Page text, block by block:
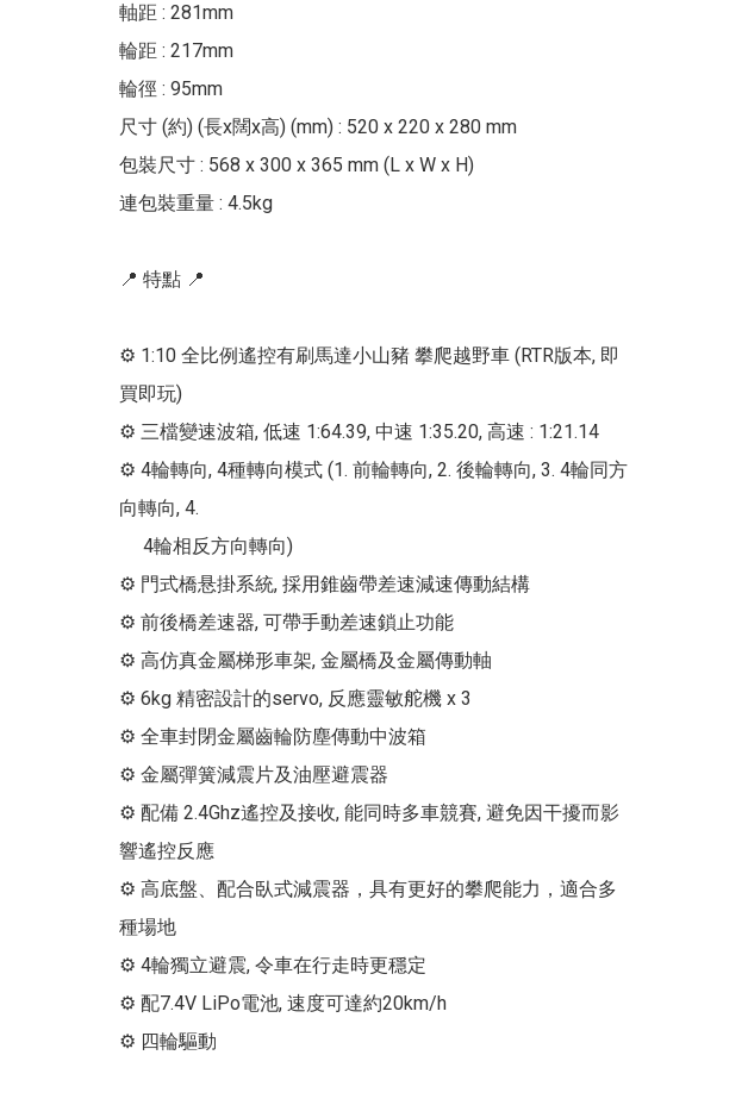
軸距 : 281mm
輪距 : 217mm
輪徑 : 95mm
尺寸 (約) (長x闊x高) (mm) : 520 x 220 x 280 mm
包裝尺寸 : 568 x 300 x 365 mm (L x W x H)
連包裝重量 : 4.5kg
📍 特點 📍
⚙ 1:10 全比例遙控有刷馬達小山豬 攀爬越野車 (RTR版本, 即
買即玩)
⚙ 三檔變速波箱, 低速 1:64.39, 中速 1:35.20, 高速 : 1:21.14
⚙ 4輪轉向, 4種轉向模式 (1. 前輪轉向, 2. 後輪轉向, 3. 4輪同方
向轉向, 4.
⚙ 門式橋悬掛系統, 採用錐齒帶差速減速傳動結構
⚙ 前後橋差速器, 可帶手動差速鎖止功能
⚙ 高仿真金屬梯形車架, 金屬橋及金屬傳動軸
⚙ 6kg 精密設計的servo, 反應靈敏舵機 x 3
⚙ 全車封閉金屬齒輪防塵傳動中波箱
⚙ 金屬彈簧減震片及油壓避震器
⚙ 配備 2.4Ghz遙控及接收, 能同時多車競賽, 避免因干擾而影
響遙控反應
⚙ 高底盤、配合臥式減震器，具有更好的攀爬能力，適合多
種場地
⚙ 4輪獨立避震, 令車在行走時更穩定
⚙ 配7.4V LiPo電池, 速度可達約20km/h
⚙ 四輪驅動